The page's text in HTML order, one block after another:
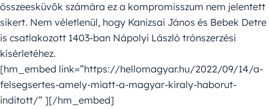
összeesküvők számára ez a kompromisszum nem jelentett
sikert. Nem véletlenül, hogy Kanizsai János és Bebek Detre
is csatlakozott 1403-ban Nápolyi László trónszerzési
kísérletéhez.
[hm_embed link=”https://hellomagyar.hu/2022/09/14/a-
felsegsertes-amely-miatt-a-magyar-kiraly-haborut-
inditott/” ][/hm_embed]